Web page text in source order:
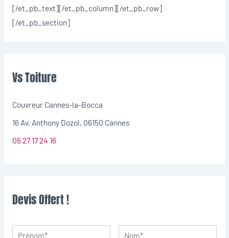
[/et_pb_text][/et_pb_column][/et_pb_row]
[/et_pb_section]
Vs Toiture
Couvreur Cannes-la-Bocca
16 Av. Anthony Dozol, 06150 Cannes
06 27 17 24 16
Devis Offert !